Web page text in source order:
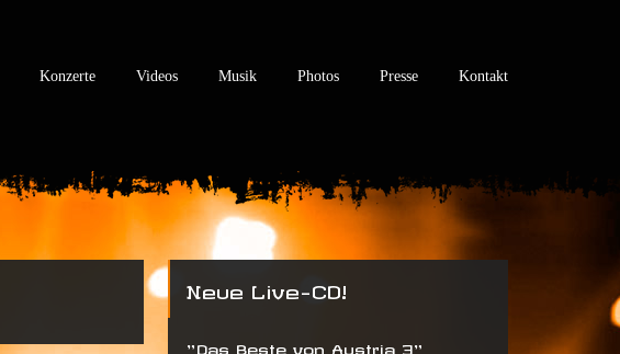
Konzerte Videos Musik Photos Presse Kontakt
Neue Live-CD!
"Das Beste von Austria 3"